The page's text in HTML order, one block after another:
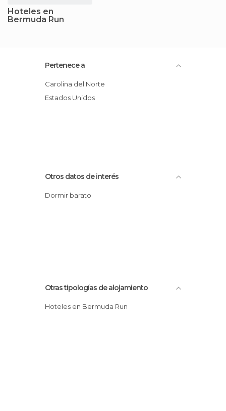
Hoteles en
Bermuda Run
Pertenece a
Carolina del Norte
Estados Unidos
Otros datos de interés
Dormir barato
Otras tipologías de alojamiento
Hoteles en Bermuda Run